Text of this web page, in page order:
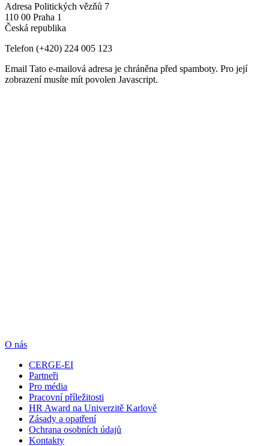
Adresa Politických vězňů 7
110 00 Praha 1
Česká republika
Telefon (+420) 224 005 123
Email Tato e-mailová adresa je chráněna před spamboty. Pro její
zobrazení musíte mít povolen Javascript.
O nás
CERGE-EI
Partneři
Pro média
Pracovní příležitosti
HR Award na Univerzitě Karlově
Zásady a opatření
Ochrana osobních údajů
Kontakty